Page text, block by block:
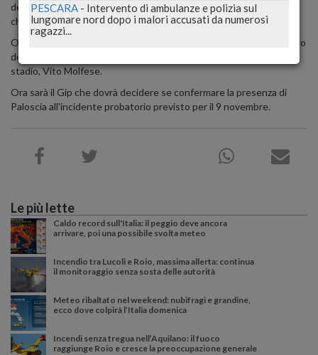
dell'incidente probatorio e il pm Valentina D'Agostino lo avrebbe
chiesto solo per una funzione testimoniale e non accusatoria.
Oltra a Paloscia sono indagati il medico del Livorno Porcellini, quello
del Pescara Sabatini e il medico del 118 in servizio quel giorno allo
stadio, Vito Molfese.
Ora sarà il Gip che dovrà decidere se confermare la presenza di
Paloscia all'incidente probatorio previsto per il 9 novembre.
Le più lette
Caldo record sull'Italia: il peggio deve ancora
arrivare, poi una possibile svolta meteo
Incendio tra Lucoli e Roio, massima allerta: continua
il monitoraggio senza sosta delle autorità
Meteo ribaltato nel weekend: nubifragi e grandine,
ecco dove colpirà l’Italia domenica
Incendi senza tregua nell’Aquilano: il fuoco
raggiunge Roio e cresce la preoccupazione generale
PESCARA - Intervento di ambulanze e polizia sul
lungomare nord dopo i malori accusati da numerosi
ragazzi...